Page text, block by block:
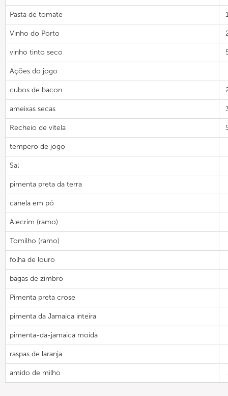
Pasta de tomate
Vinho do Porto
vinho tinto seco
Ações do jogo
cubos de bacon
ameixas secas
Recheio de vitela
tempero de jogo
Sal
pimenta preta da terra
canela em pó
Alecrim (ramo)
Tomilho (ramo)
folha de louro
bagas de zimbro
Pimenta preta crose
pimenta da Jamaica inteira
pimenta-da-jamaica moída
raspas de laranja
amido de milho